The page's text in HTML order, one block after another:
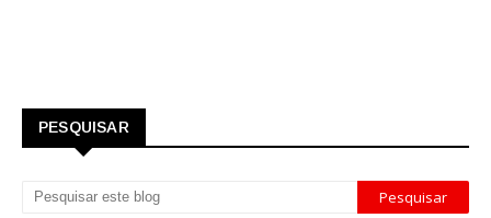
PESQUISAR